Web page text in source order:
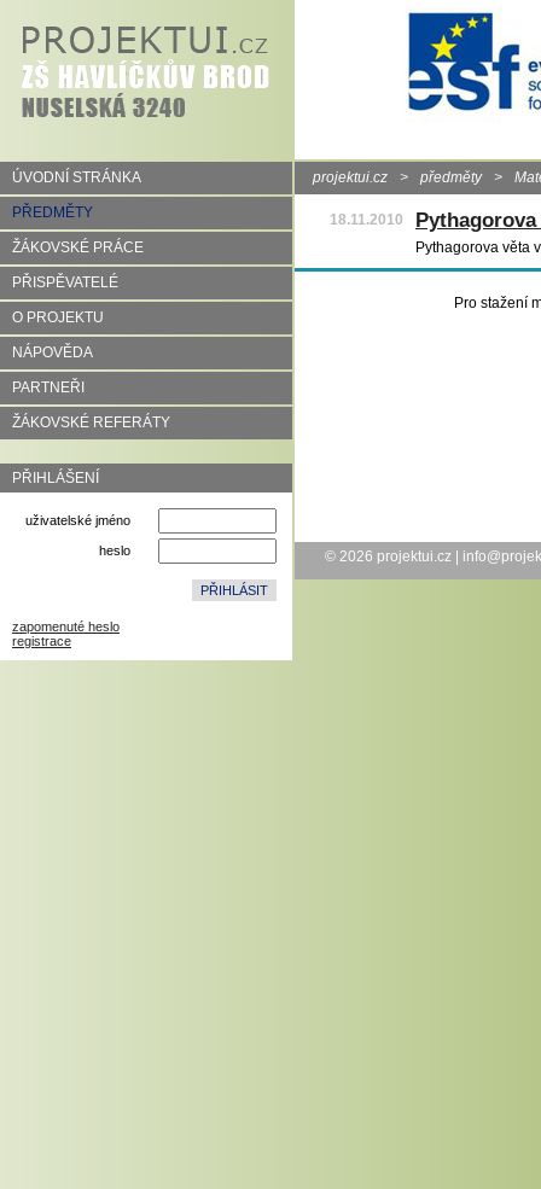
ÚVODNÍ STRÁNKA
PŘEDMĚTY
ŽÁKOVSKÉ PRÁCE
PŘISPĚVATELÉ
O PROJEKTU
NÁPOVĚDA
PARTNEŘI
ŽÁKOVSKÉ REFERÁTY
PŘIHLÁŠENÍ
uživatelské jméno
heslo
zapomenuté heslo
registrace
projektui.cz > předměty >
18.11.2010
Pythagorova věta
Pro stažení
© 2026 projektui.cz